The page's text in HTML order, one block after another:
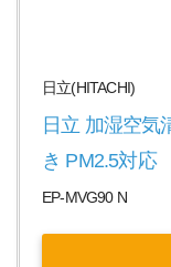
日立(HITACHI)
日立 加湿空気
き PM2.5対応
EP-MVG90 N